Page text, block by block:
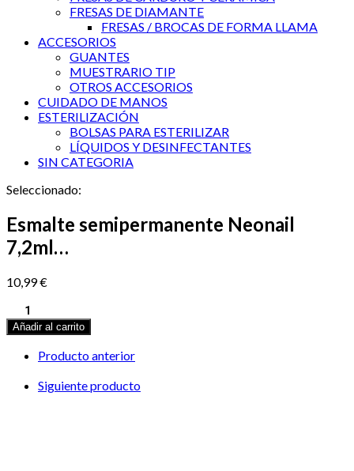
FRESAS DE DIAMANTE
FRESAS / BROCAS DE FORMA LLAMA
ACCESORIOS
GUANTES
MUESTRARIO TIP
OTROS ACCESORIOS
CUIDADO DE MANOS
ESTERILIZACIÓN
BOLSAS PARA ESTERILIZAR
LÍQUIDOS Y DESINFECTANTES
SIN CATEGORIA
Seleccionado:
Esmalte semipermanente Neonail
7,2ml…
10,99€
Esmalte
semipermanente
Neonail
7,2ml
Perfect
Añadir al carrito
Producto anterior
Siguiente producto